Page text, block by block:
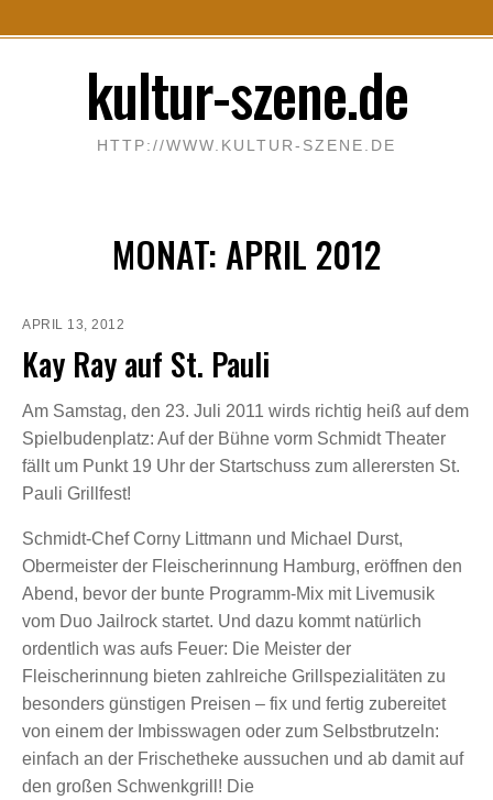
kultur-szene.de
HTTP://WWW.KULTUR-SZENE.DE
MONAT: APRIL 2012
APRIL 13, 2012
Kay Ray auf St. Pauli
Am Samstag, den 23. Juli 2011 wirds richtig heiß auf dem
Spielbudenplatz: Auf der Bühne vorm Schmidt Theater
fällt um Punkt 19 Uhr der Startschuss zum allerersten St.
Pauli Grillfest!
Schmidt-Chef Corny Littmann und Michael Durst,
Obermeister der Fleischerinnung Hamburg, eröffnen den
Abend, bevor der bunte Programm-Mix mit Livemusik
vom Duo Jailrock startet. Und dazu kommt natürlich
ordentlich was aufs Feuer: Die Meister der
Fleischerinnung bieten zahlreiche Grillspezialitäten zu
besonders günstigen Preisen – fix und fertig zubereitet
von einem der Imbisswagen oder zum Selbstbrutzeln:
einfach an der Frischetheke aussuchen und ab damit auf
den großen Schwenkgrill! Die